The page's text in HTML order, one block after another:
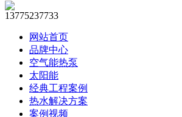
13775237733
网站首页
品牌中心
空气能热泵
太阳能
经典工程案例
热水解决方案
案例视频